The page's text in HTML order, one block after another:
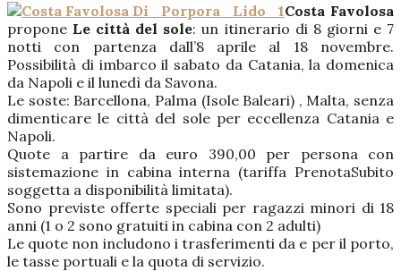
Costa Favolosa
propone Le città del sole: un itinerario di 8 giorni e 7
notti con partenza dall’8 aprile al 18 novembre.
Possibilità di imbarco il sabato da Catania, la domenica
da Napoli e il lunedì da Savona.
Le soste: Barcellona, Palma (Isole Baleari) , Malta, senza
dimenticare le città del sole per eccellenza Catania e
Napoli.
Quote a partire da euro 390,00 per persona con
sistemazione in cabina interna (tariffa PrenotaSubito
soggetta a disponibilità limitata).
Sono previste offerte speciali per ragazzi minori di 18
anni (1 o 2 sono gratuiti in cabina con 2 adulti)
Le quote non includono i trasferimenti da e per il porto,
le tasse portuali e la quota di servizio.